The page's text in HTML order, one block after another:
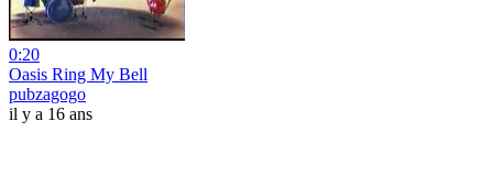
0:20
Oasis Ring My Bell
pubzagogo
il y a 16 ans